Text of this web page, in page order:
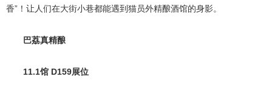
香”！让人们在大街小巷都能遇到猫员外精酿酒馆的身影。
巴荔真精酿
11.1馆 D159展位